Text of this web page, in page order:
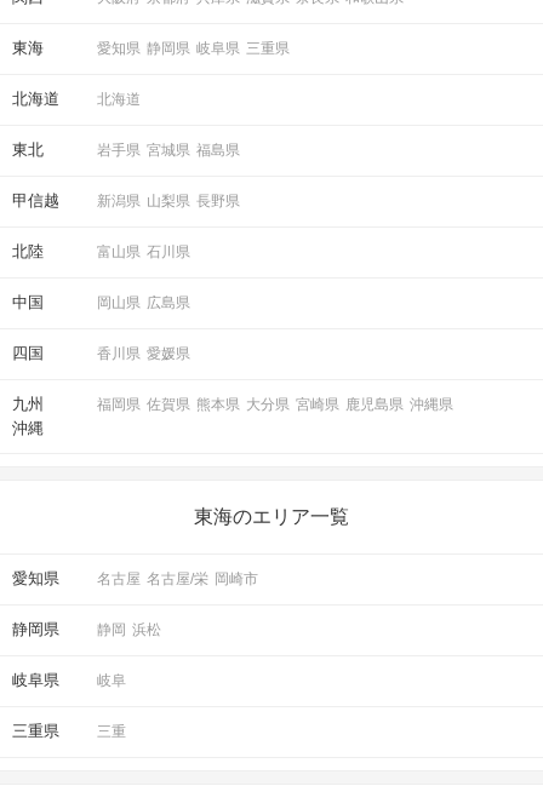
東海 愛知県 静岡県 岐阜県 三重県
北海道 北海道
東北 岩手県 宮城県 福島県
甲信越 新潟県 山梨県 長野県
北陸 富山県 石川県
中国 岡山県 広島県
四国 香川県 愛媛県
九州
沖縄
福岡県 佐賀県 熊本県 大分県 宮崎県 鹿児島県 沖縄県
東海のエリア一覧
愛知県 名古屋 名古屋/栄 岡崎市
静岡県 静岡 浜松
岐阜県 岐阜
三重県 三重